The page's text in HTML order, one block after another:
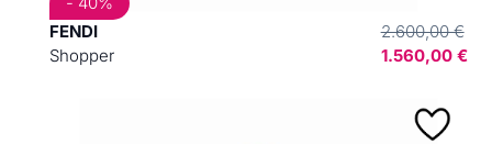
FENDI
Shopper
2.600,00 €
1.560,00 €